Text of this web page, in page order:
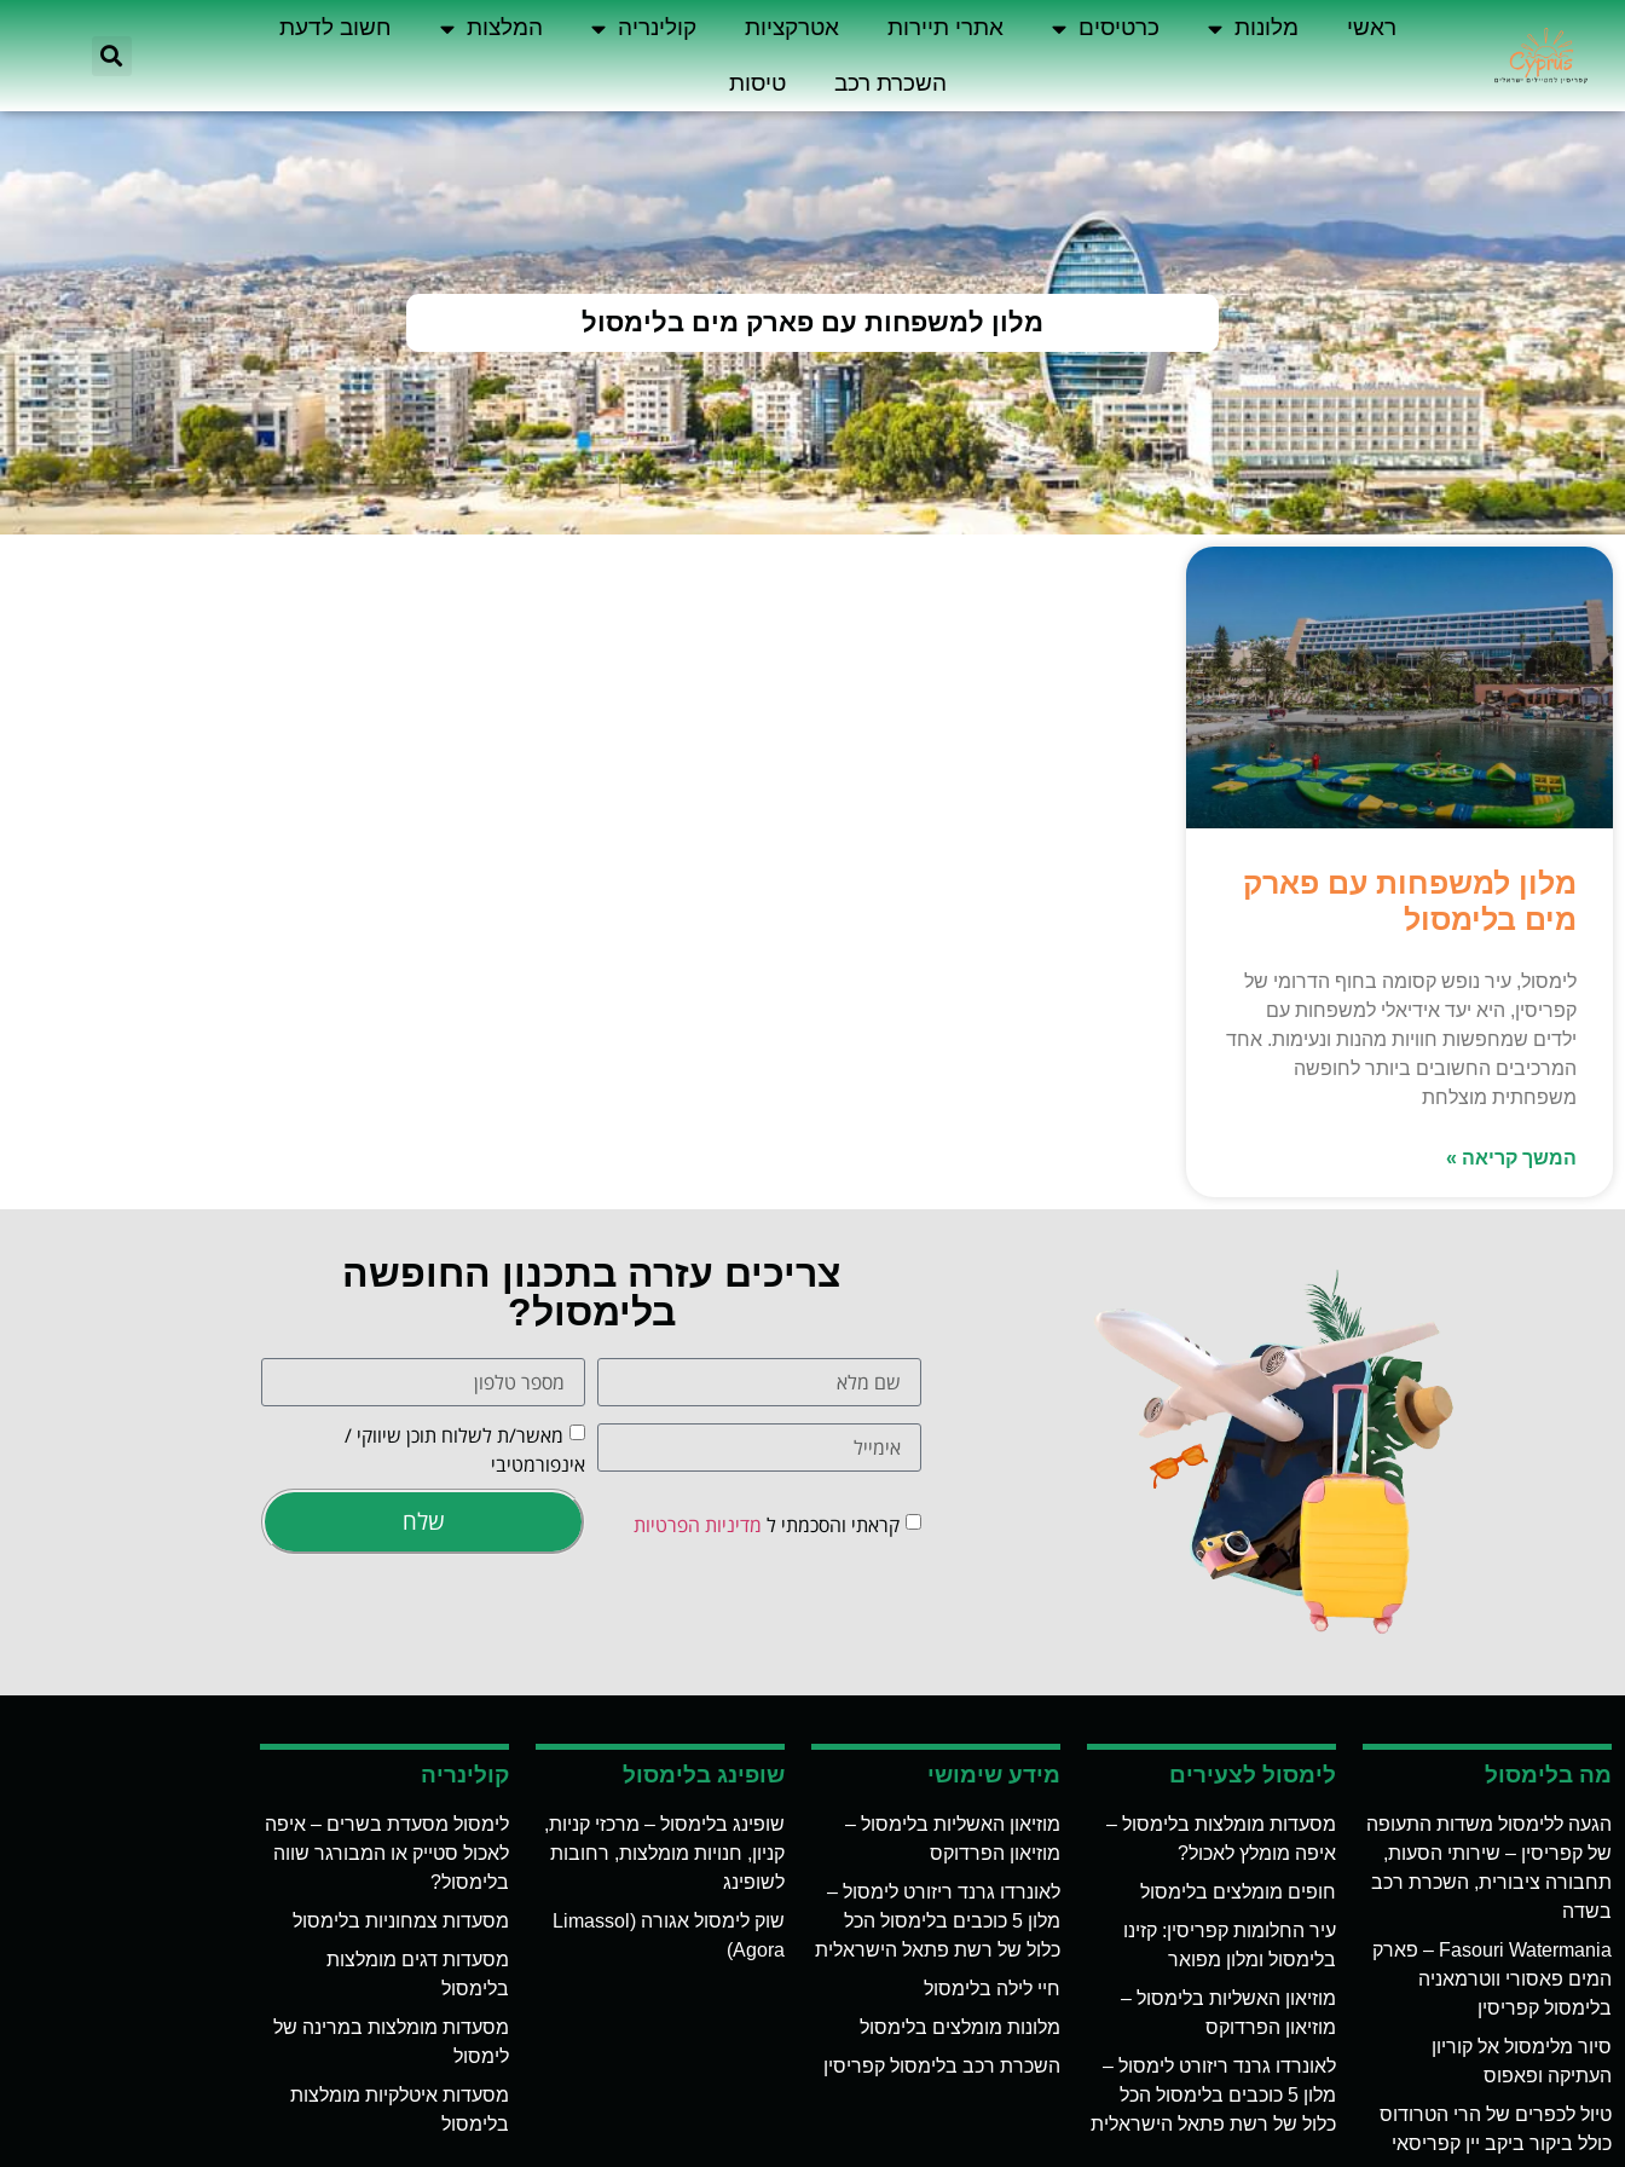
ראשי מלונות כרטיסים אתרי תיירות אטרקציות קולינריה המלצות חשוב לדעת
השכרת רכב טיסות
מלון למשפחות עם פארק מים בלימסול
מלון למשפחות עם פארק
מים בלימסול
לימסול, עיר נופש קסומה בחוף הדרומי של
קפריסין, היא יעד אידיאלי למשפחות עם
ילדים שמחפשות חוויות מהנות ונעימות. אחד
המרכיבים החשובים ביותר לחופשה
משפחתית מוצלחת
המשך קריאה »
צריכים עזרה בתכנון החופשה
בלימסול?
מאשר/ת לשלוח תוכן שיווקי /
אינפורמטיבי
קראתי והסכמתי ל מדיניות הפרטיות שלח
מה בלימסול
הגעה ללימסול משדות התעופה
של קפריסין – שירותי הסעות,
תחבורה ציבורית, השכרת רכב
בשדה
Fasouri Watermania – פארק
המים פאסורי ווטרמאניה
בלימסול קפריסין
סיור מלימסול אל קוריון
העתיקה ופאפוס
טיול לכפרים של הרי הטרודוס
כולל ביקור ביקב יין קפריסאי
לימסול לצעירים
מסעדות מומלצות בלימסול –
איפה מומלץ לאכול?
חופים מומלצים בלימסול
עיר החלומות קפריסין: קזינו
בלימסול ומלון מפואר
מוזיאון האשליות בלימסול –
מוזיאון הפרדוקס
לאונרדו גרנד ריזורט לימסול –
מלון 5 כוכבים בלימסול הכל
כלול של רשת פתאל הישראלית
מידע שימושי
מוזיאון האשליות בלימסול –
מוזיאון הפרדוקס
לאונרדו גרנד ריזורט לימסול –
מלון 5 כוכבים בלימסול הכל
כלול של רשת פתאל הישראלית
חיי לילה בלימסול
מלונות מומלצים בלימסול
השכרת רכב בלימסול קפריסין
שופינג בלימסול
שופינג בלימסול – מרכזי קניות,
קניון, חנויות מומלצות, רחובות
לשופינג
שוק לימסול אגורה (Limassol
Agora)
קולינריה
לימסול מסעדת בשרים – איפה
לאכול סטייק או המבורגר שווה
בלימסול?
מסעדות צמחוניות בלימסול
מסעדות דגים מומלצות
בלימסול
מסעדות מומלצות במרינה של
לימסול
מסעדות איטלקיות מומלצות
בלימסול